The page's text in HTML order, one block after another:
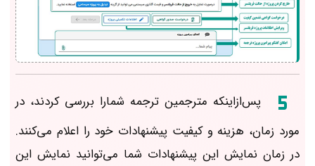
پس‌ازاینکه مترجمین ترجمه شمارا بررسی کردند، در
مورد زمان، هزینه و کیفیت پیشنهادات خود را اعلام می‌کنند.
در زمان نمایش این پیشنهادات شما می‌توانید نمایش این